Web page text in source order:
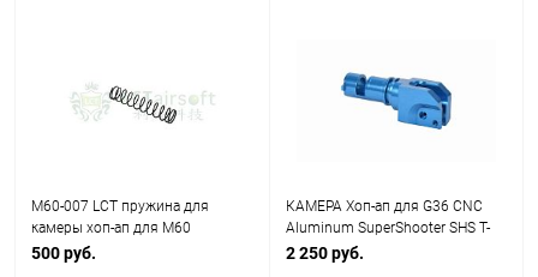
M60-007 LCT пружина для
камеры хоп-ап для М60
500 руб.
КАМЕРА Хоп-ап для G36 CNC
Aluminum SuperShooter SHS T-
T0082
2 250 руб.